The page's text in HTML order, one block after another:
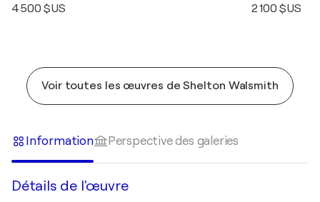
4 500 $US 2 100 $US
Voir toutes les œuvres de Shelton Walsmith
Information Perspective des galeries
Détails de l'œuvre